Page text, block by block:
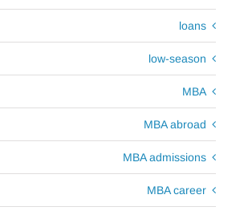
loans
low-season
MBA
MBA abroad
MBA admissions
MBA career